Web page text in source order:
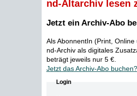
nd-Altarchiv lesen
Jetzt ein Archiv-Abo
Als AbonnentIn (Print,
nd-Archiv als digitales
beträgt jeweils nur 5 €.
Jetzt das Archiv-Abo buchen?
Login